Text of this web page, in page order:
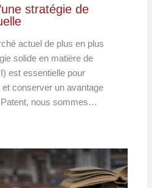
stratégie de
actuel de plus en plus
solide en matière de
est essentielle pour
et conserver un avantage
nous sommes…